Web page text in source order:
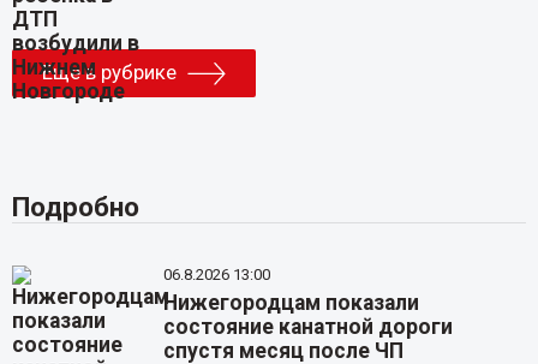
Еще в рубрике
Подробно
06.8.2026 13:00
Нижегородцам показали
состояние канатной дороги
спустя месяц после ЧП